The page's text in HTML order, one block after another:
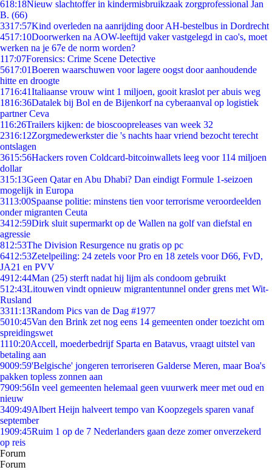
618:18Nieuw slachtoffer in kindermisbruikzaak zorgprofessional Jan
B. (66)
3317:57Kind overleden na aanrijding door AH-bestelbus in Dordrecht
4517:10Doorwerken na AOW-leeftijd vaker vastgelegd in cao's, moet
werken na je 67e de norm worden?
117:07Forensics: Crime Scene Detective
5617:01Boeren waarschuwen voor lagere oogst door aanhoudende
hitte en droogte
1716:41Italiaanse vrouw wint 1 miljoen, gooit kraslot per abuis weg
1816:36Datalek bij Bol en de Bijenkorf na cyberaanval op logistiek
partner Ceva
116:26Trailers kijken: de bioscoopreleases van week 32
2316:12Zorgmedewerkster die 's nachts haar vriend bezocht terecht
ontslagen
3615:56Hackers roven Coldcard-bitcoinwallets leeg voor 114 miljoen
dollar
315:13Geen Qatar en Abu Dhabi? Dan eindigt Formule 1-seizoen
mogelijk in Europa
3113:00Spaanse politie: minstens tien voor terrorisme veroordeelden
onder migranten Ceuta
3412:59Dirk sluit supermarkt op de Wallen na golf van diefstal en
agressie
812:53The Division Resurgence nu gratis op pc
6412:53Zetelpeiling: 24 zetels voor Pro en 18 zetels voor D66, FvD,
JA21 en PVV
4912:44Man (25) sterft nadat hij lijm als condoom gebruikt
512:43Litouwen vindt opnieuw migrantentunnel onder grens met Wit-
Rusland
3311:13Random Pics van de Dag #1977
5010:45Van den Brink zet nog eens 14 gemeenten onder toezicht om
spreidingswet
1110:20Accell, moederbedrijf Sparta en Batavus, vraagt uitstel van
betaling aan
9009:59'Belgische' jongeren terroriseren Galderse Meren, maar Boa's
pakken topless zonnen aan
7909:56In veel gemeenten helemaal geen vuurwerk meer met oud en
nieuw
3409:49Albert Heijn halveert tempo van Koopzegels sparen vanaf
september
1909:45Ruim 1 op de 7 Nederlanders gaan deze zomer onverzekerd
op reis
Forum
Forum